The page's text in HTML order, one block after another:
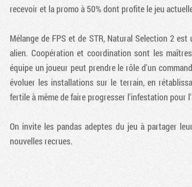
recevoir et la promo à 50% dont profite le jeu
Mélange de FPS et de STR, Natural Selection 2 est
alien. Coopération et coordination sont les
équipe un joueur peut prendre le rôle d'un
évoluer les installations sur le terrain, en
fertile à même de faire progresser l'infestation pour
On invite les pandas adeptes du jeu à partager
nouvelles recrues.